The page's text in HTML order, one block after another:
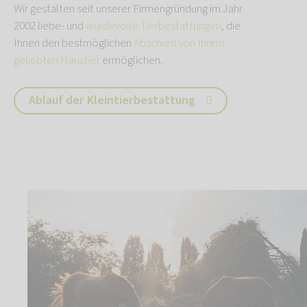
Wir gestalten seit unserer Firmengründung im Jahr
2002 liebe- undwürdevolle Tierbestattungen, die
Ihnen den bestmöglichenAbschied von Ihrem
geliebten Haustierermöglichen.
Ablauf der Kleintierbestattung